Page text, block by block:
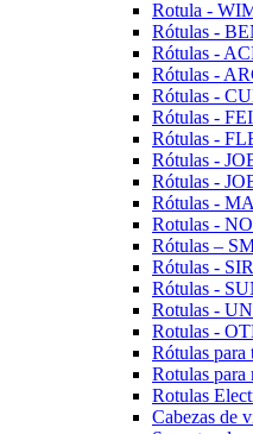
Rotula -
Rótulas -
Rótulas -
Rótulas -
Rótulas -
Rótulas -
Rótulas -
Rótulas -
Rótulas -
Rótulas -
Rotulas -
Rótulas –
Rótulas -
Rótulas -
Rotulas -
Rotulas -
Rótulas para
Rotulas para
Rotulas
Cabezas de